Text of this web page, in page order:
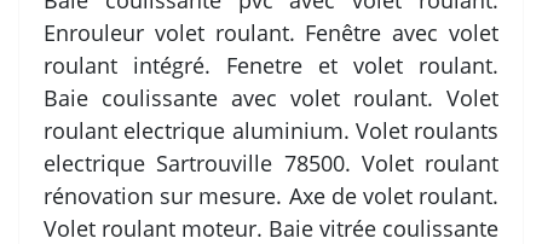
Enrouleur volet roulant. Fenêtre avec volet
roulant intégré. Fenetre et volet roulant.
Baie coulissante avec volet roulant. Volet
roulant electrique aluminium. Volet roulants
electrique Sartrouville 78500. Volet roulant
rénovation sur mesure. Axe de volet roulant.
Volet roulant moteur. Baie vitrée coulissante